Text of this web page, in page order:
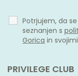
Potrjujem, da
seznanjen s
Gorica in
PRIVILEGE CLUB